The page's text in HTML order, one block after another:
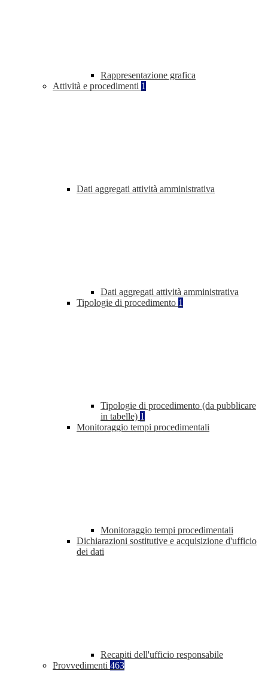
Rappresentazione grafica
Attività e procedimenti 1
Dati aggregati attività amministrativa
Dati aggregati attività amministrativa
Tipologie di procedimento 1
Tipologie di procedimento (da pubblicare
in tabelle) 1
Monitoraggio tempi procedimentali
Monitoraggio tempi procedimentali
Dichiarazioni sostitutive e acquisizione d'ufficio
dei dati
Recapiti dell'ufficio responsabile
Provvedimenti 463